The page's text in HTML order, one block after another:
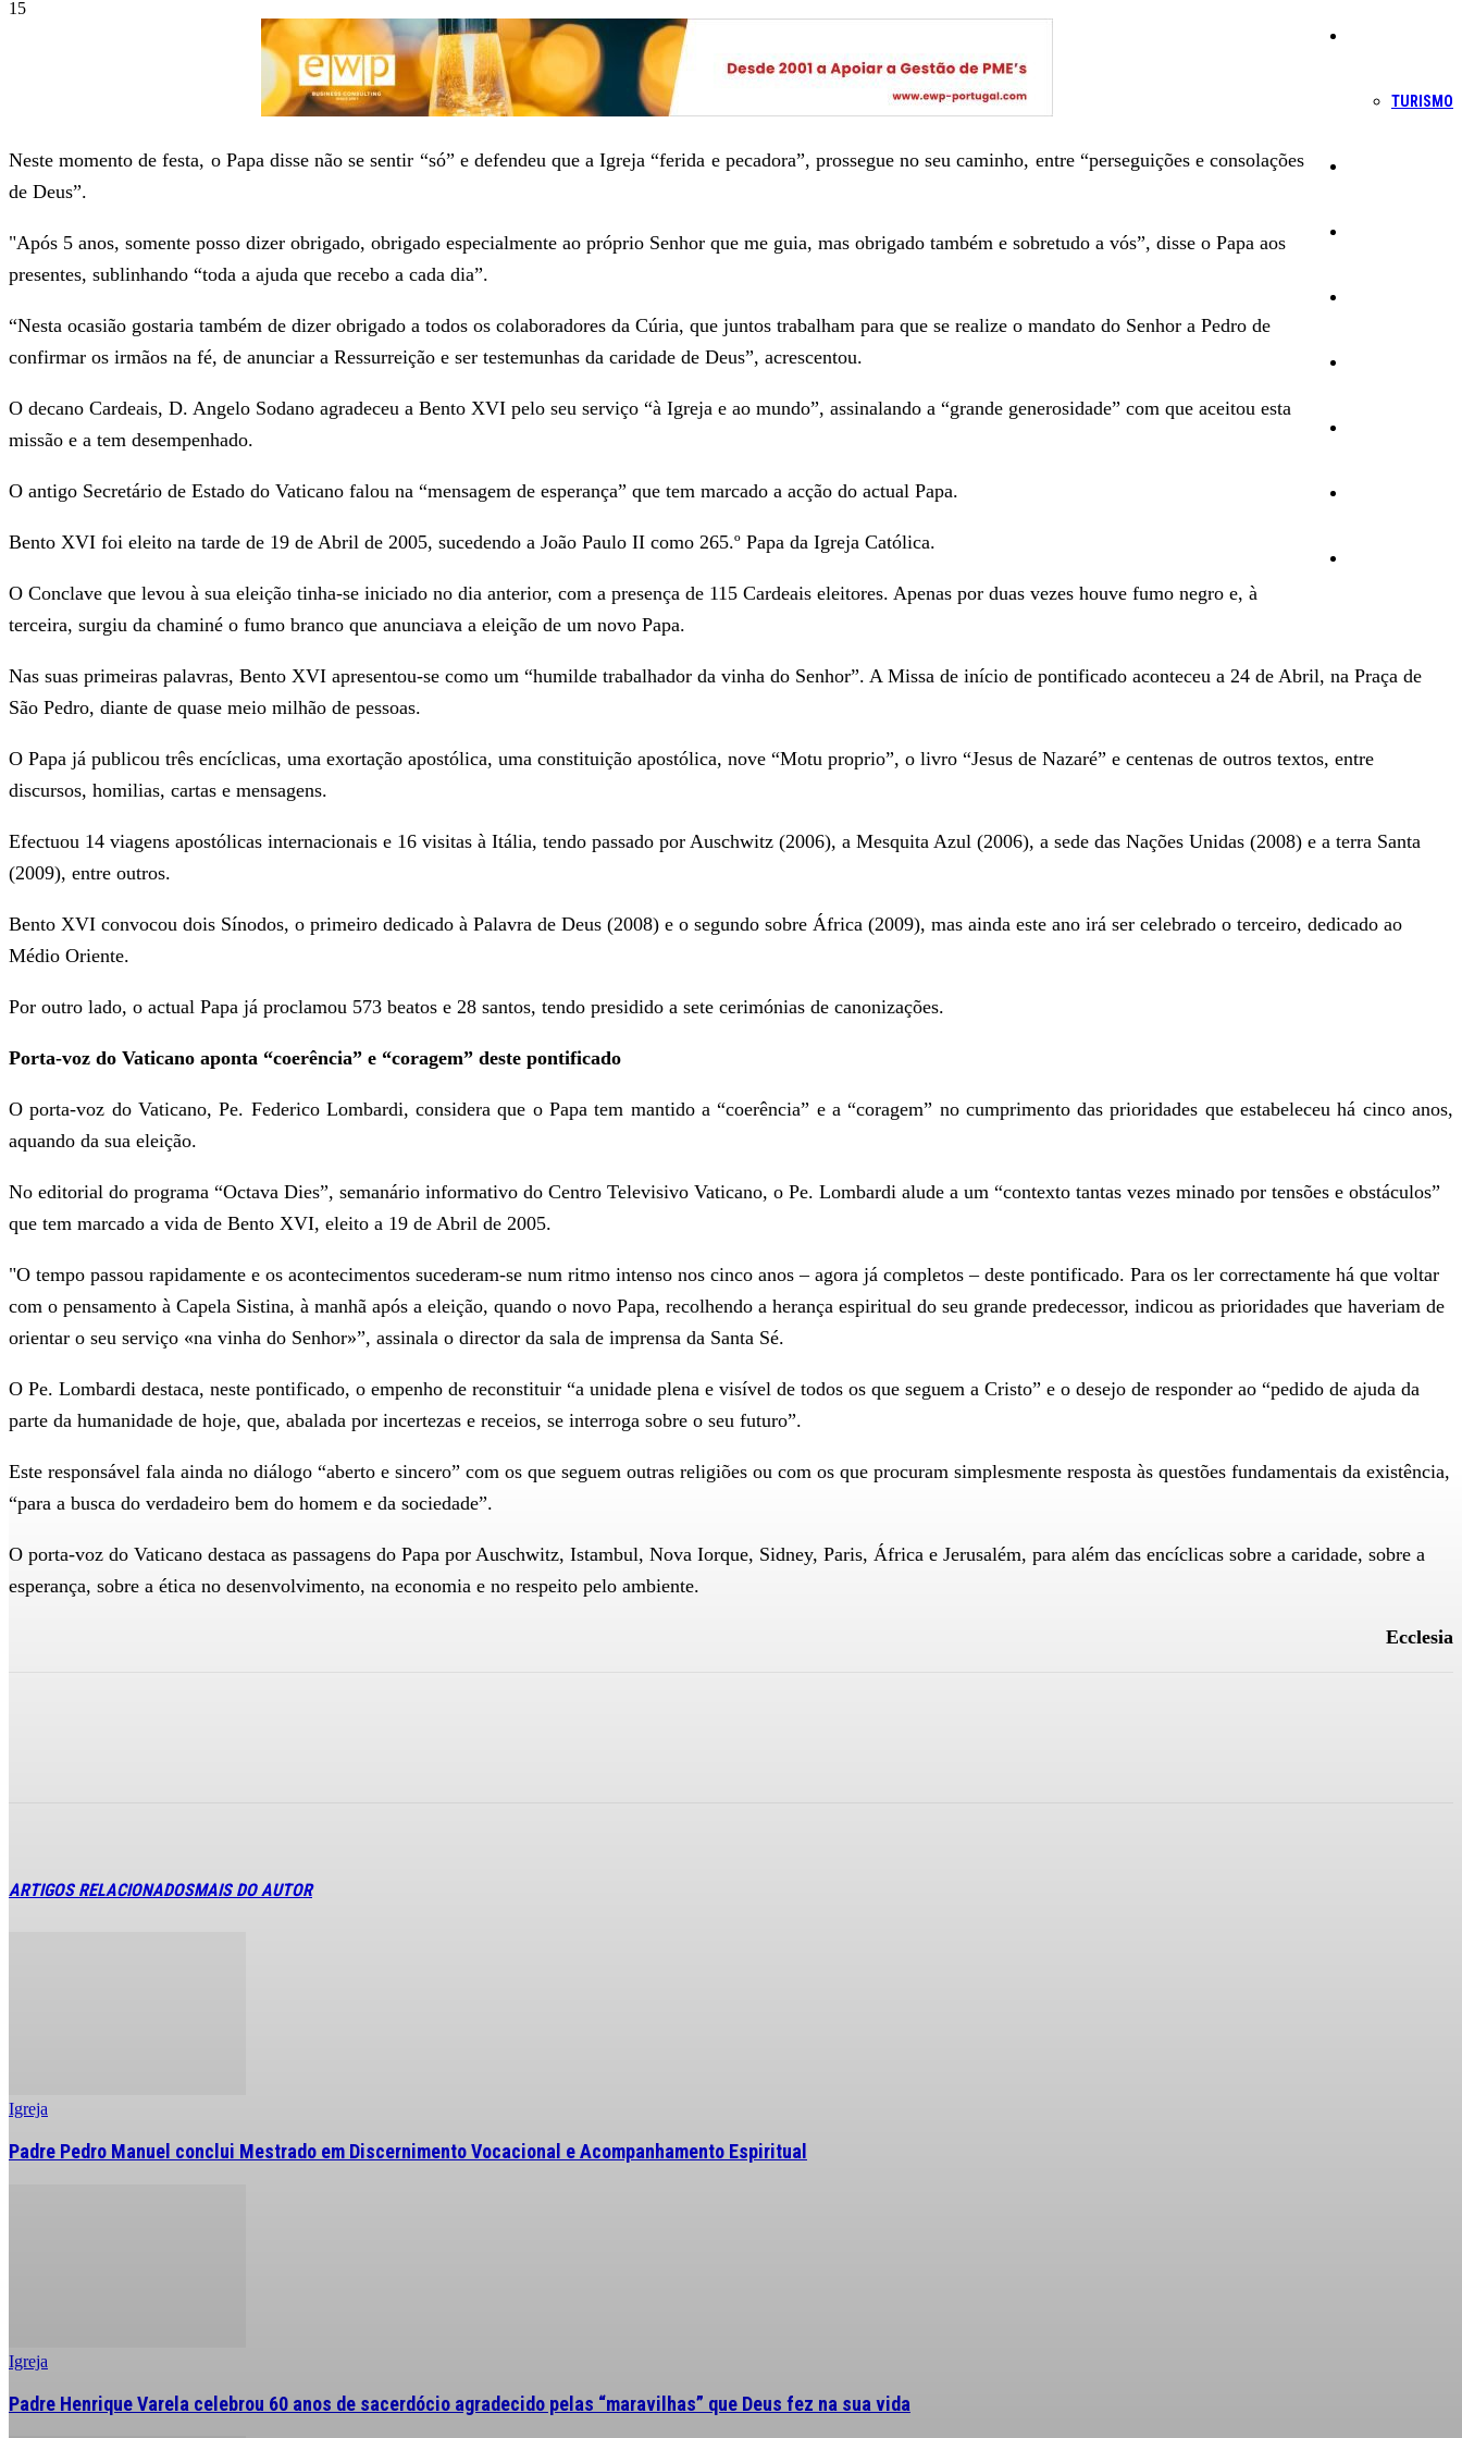
TURISMO
15
Neste momento de festa, o Papa disse não se sentir “só” e defendeu que a Igreja “ferida e pecadora”, prossegue no seu caminho, entre “perseguições e consolações
de Deus”.
"Após 5 anos, somente posso dizer obrigado, obrigado especialmente ao próprio Senhor que me guia, mas obrigado também e sobretudo a vós”, disse o Papa aos
presentes, sublinhando “toda a ajuda que recebo a cada dia”.
“Nesta ocasião gostaria também de dizer obrigado a todos os colaboradores da Cúria, que juntos trabalham para que se realize o mandato do Senhor a Pedro de
confirmar os irmãos na fé, de anunciar a Ressurreição e ser testemunhas da caridade de Deus”, acrescentou.
O decano Cardeais, D. Angelo Sodano agradeceu a Bento XVI pelo seu serviço “à Igreja e ao mundo”, assinalando a “grande generosidade” com que aceitou esta
missão e a tem desempenhado.
O antigo Secretário de Estado do Vaticano falou na “mensagem de esperança” que tem marcado a acção do actual Papa.
Bento XVI foi eleito na tarde de 19 de Abril de 2005, sucedendo a João Paulo II como 265.º Papa da Igreja Católica.
O Conclave que levou à sua eleição tinha-se iniciado no dia anterior, com a presença de 115 Cardeais eleitores. Apenas por duas vezes houve fumo negro e, à
terceira, surgiu da chaminé o fumo branco que anunciava a eleição de um novo Papa.
Nas suas primeiras palavras, Bento XVI apresentou-se como um “humilde trabalhador da vinha do Senhor”. A Missa de início de pontificado aconteceu a 24 de Abril, na Praça de
São Pedro, diante de quase meio milhão de pessoas.
O Papa já publicou três encíclicas, uma exortação apostólica, uma constituição apostólica, nove “Motu proprio”, o livro “Jesus de Nazaré” e centenas de outros textos, entre
discursos, homilias, cartas e mensagens.
Efectuou 14 viagens apostólicas internacionais e 16 visitas à Itália, tendo passado por Auschwitz (2006), a Mesquita Azul (2006), a sede das Nações Unidas (2008) e a terra Santa
(2009), entre outros.
Bento XVI convocou dois Sínodos, o primeiro dedicado à Palavra de Deus (2008) e o segundo sobre África (2009), mas ainda este ano irá ser celebrado o terceiro, dedicado ao
Médio Oriente.
Por outro lado, o actual Papa já proclamou 573 beatos e 28 santos, tendo presidido a sete cerimónias de canonizações.
Porta-voz do Vaticano aponta “coerência” e “coragem” deste pontificado
O porta-voz do Vaticano, Pe. Federico Lombardi, considera que o Papa tem mantido a “coerência” e a “coragem” no cumprimento das prioridades que estabeleceu há cinco anos,
aquando da sua eleição.
No editorial do programa “Octava Dies”, semanário informativo do Centro Televisivo Vaticano, o Pe. Lombardi alude a um “contexto tantas vezes minado por tensões e obstáculos”
que tem marcado a vida de Bento XVI, eleito a 19 de Abril de 2005.
"O tempo passou rapidamente e os acontecimentos sucederam-se num ritmo intenso nos cinco anos – agora já completos – deste pontificado. Para os ler correctamente há que voltar
com o pensamento à Capela Sistina, à manhã após a eleição, quando o novo Papa, recolhendo a herança espiritual do seu grande predecessor, indicou as prioridades que haveriam de
orientar o seu serviço «na vinha do Senhor»”, assinala o director da sala de imprensa da Santa Sé.
O Pe. Lombardi destaca, neste pontificado, o empenho de reconstituir “a unidade plena e visível de todos os que seguem a Cristo” e o desejo de responder ao “pedido de ajuda da
parte da humanidade de hoje, que, abalada por incertezas e receios, se interroga sobre o seu futuro”.
Este responsável fala ainda no diálogo “aberto e sincero” com os que seguem outras religiões ou com os que procuram simplesmente resposta às questões fundamentais da existência,
“para a busca do verdadeiro bem do homem e da sociedade”.
O porta-voz do Vaticano destaca as passagens do Papa por Auschwitz, Istambul, Nova Iorque, Sidney, Paris, África e Jerusalém, para além das encíclicas sobre a caridade, sobre a
esperança, sobre a ética no desenvolvimento, na economia e no respeito pelo ambiente.
Ecclesia
ARTIGOS RELACIONADOSMAIS DO AUTOR
Igreja
Padre Pedro Manuel conclui Mestrado em Discernimento Vocacional e Acompanhamento Espiritual
Igreja
Padre Henrique Varela celebrou 60 anos de sacerdócio agradecido pelas “maravilhas” que Deus fez na sua vida